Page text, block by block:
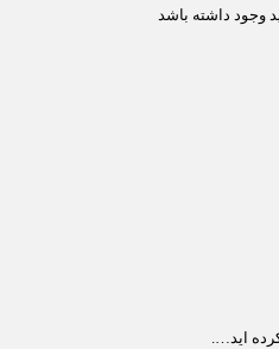
وجود داشته باشد
اید….